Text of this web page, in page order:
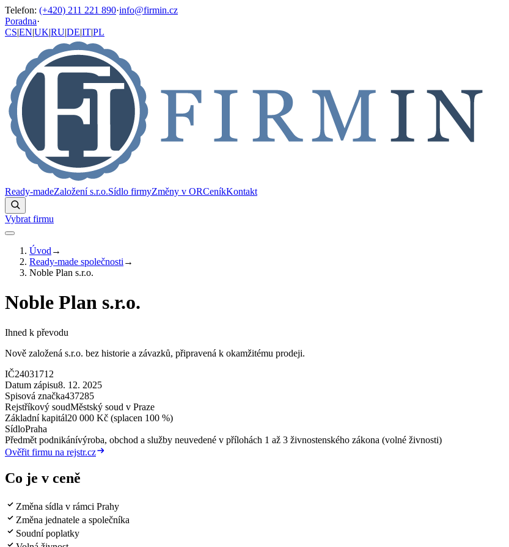
Telefon: (+420) 211 221 890·info@firmin.cz
Poradna·
CS|EN|UK|RU|DE|IT|PL
Ready-madeZaložení s.r.o.Sídlo firmyZměny v ORCeníkKontakt
Vybrat firmu
Úvod →
Ready-made společnosti →
Noble Plan s.r.o.
Noble Plan s.r.o.
Ihned k převodu
Nově založená s.r.o. bez historie a závazků, připravená k okamžitému prodeji.
IČ24031712
Datum zápisu8. 12. 2025
Spisová značka437285
Rejstříkový soudMěstský soud v Praze
Základní kapitál20 000 Kč (splacen 100 %)
SídloPraha
Předmět podnikánívýroba, obchod a služby neuvedené v přílohách 1 až 3 živnostenského zákona (volné živnosti)
Ověřit firmu na rejstr.cz
Co je v ceně
Změna sídla v rámci Prahy
Změna jednatele a společníka
Soudní poplatky